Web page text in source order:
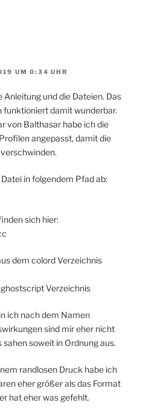
UM 0:34 UHR
Anleitung und die Dateien. Das
funktioniert damit wunderbar.
von Balthasar habe ich die
angepasst, damit die
in folgendem Pfad ab:
sich hier:
dem colord Verzeichnis
Verzeichnis
ich nach dem Namen
sind mir eher nicht
sahen soweit in Ordnung aus.
randlosen Druck habe ich
eher größer als das Format
hat eher was gefehlt.